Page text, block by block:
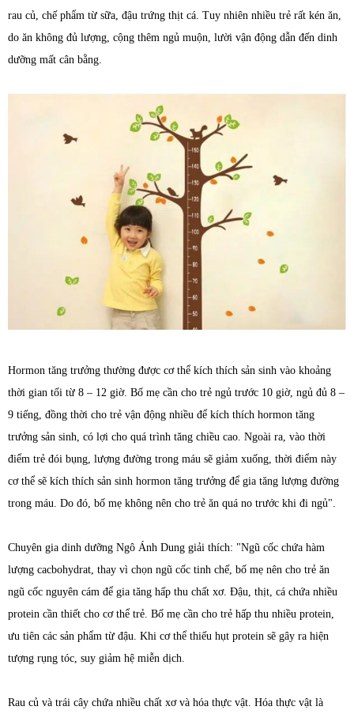
rau củ, chế phẩm từ sữa, đậu trứng thịt cá. Tuy nhiên nhiều trẻ rất kén ăn,
do ăn không đủ lượng, cộng thêm ngủ muộn, lười vận động dẫn đến dinh
dưỡng mất cân bằng.
Hormon tăng trưởng thường được cơ thể kích thích sản sinh vào khoảng
thời gian tối từ 8 – 12 giờ. Bố mẹ cần cho trẻ ngủ trước 10 giờ, ngủ đủ 8 –
9 tiếng, đồng thời cho trẻ vận động nhiều để kích thích hormon tăng
trưởng sản sinh, có lợi cho quá trình tăng chiều cao. Ngoài ra, vào thời
điểm trẻ đói bụng, lượng đường trong máu sẽ giảm xuống, thời điểm này
cơ thể sẽ kích thích sản sinh hormon tăng trưởng để gia tăng lượng đường
trong máu. Do đó, bố mẹ không nên cho trẻ ăn quá no trước khi đi ngủ".
Chuyên gia dinh dưỡng Ngô Ánh Dung giải thích: "Ngũ cốc chứa hàm
lượng cacbohydrat, thay vì chọn ngũ cốc tinh chế, bố mẹ nên cho trẻ ăn
ngũ cốc nguyên cám để gia tăng hấp thu chất xơ. Đậu, thịt, cá chứa nhiều
protein cần thiết cho cơ thể trẻ. Bố mẹ cần cho trẻ hấp thu nhiều protein,
ưu tiên các sản phẩm từ đậu. Khi cơ thể thiếu hụt protein sẽ gây ra hiện
tượng rụng tóc, suy giảm hệ miễn dịch.
Rau củ và trái cây chứa nhiều chất xơ và hóa thực vật. Hóa thực vật là